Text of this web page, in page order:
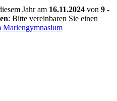
Jahr am 16.11.2024 von 9 -
: Bitte vereinbaren Sie einen
Mariengymnasium